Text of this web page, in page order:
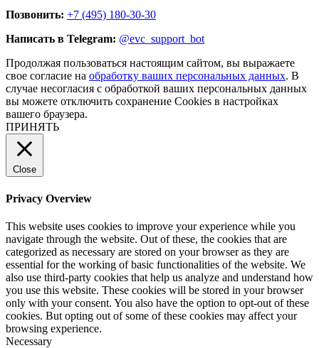
Позвонить: +7 (495) 180-30-30
Написать в Telegram: @evc_support_bot
Продолжая пользоваться настоящим сайтом, вы выражаете
свое согласие на обработку ваших персональных данных. В
случае несогласия с обработкой ваших персональных данных
вы можете отключить сохранение Cookies в настройках
вашего браузера.
ПРИНЯТЬ
Close
Privacy Overview
This website uses cookies to improve your experience while you
navigate through the website. Out of these, the cookies that are
categorized as necessary are stored on your browser as they are
essential for the working of basic functionalities of the website. We
also use third-party cookies that help us analyze and understand how
you use this website. These cookies will be stored in your browser
only with your consent. You also have the option to opt-out of these
cookies. But opting out of some of these cookies may affect your
browsing experience.
Necessary